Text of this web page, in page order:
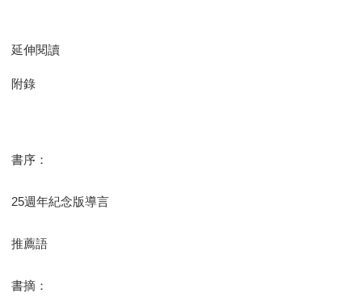
延伸閱讀
附錄
書序：
25週年紀念版導言
推薦語
書摘：